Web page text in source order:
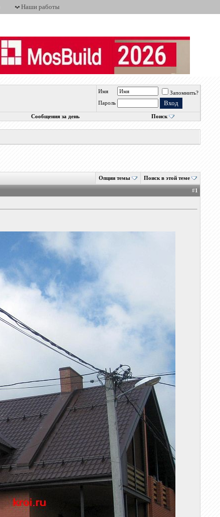
Наши работы
Имя
Запомнить?
Пароль
Сообщения за день Поиск
Опции темы Поиск в этой теме
#1